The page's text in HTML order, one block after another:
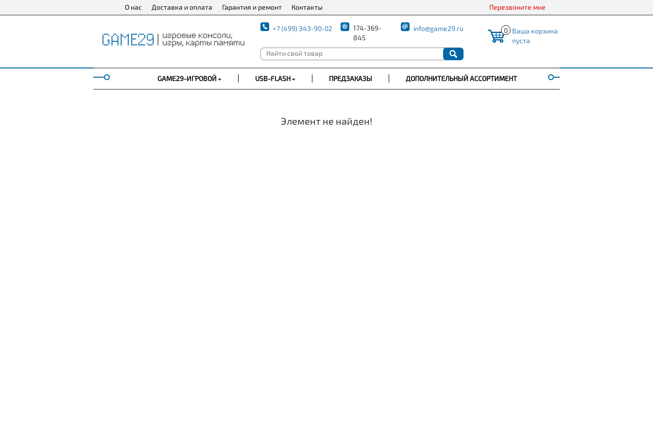
О нас Доставка и оплата Гарантия и ремонт Контакты Перезвоните мне
+7 (499) 343-90-02
174-369-
845
info@game29.ru 0 Ваша корзина
пуста
GAME29-ИГРОВОЙ USB-FLASH ПРЕДЗАКАЗЫ ДОПОЛНИТЕЛЬНЫЙ АССОРТИМЕНТ
Элемент не найден!